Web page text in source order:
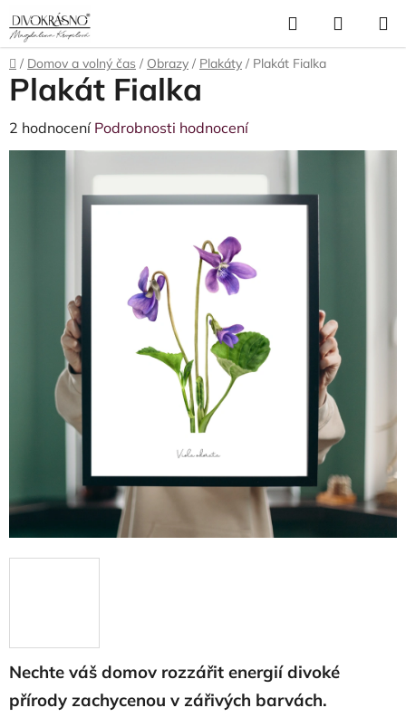
na
obsah
Hledat
KOŠÍK
Domů
/ Domov a volný čas / Obrazy / Plakáty / Plakát Fialka
Nechte váš domov rozzářit energií divoké
přírody zachycenou v zářivých barvách.
Plakát Fialka
Průměrné
hodnocení
hvězdiček.
2 hodnocení Podrobnosti hodnocení